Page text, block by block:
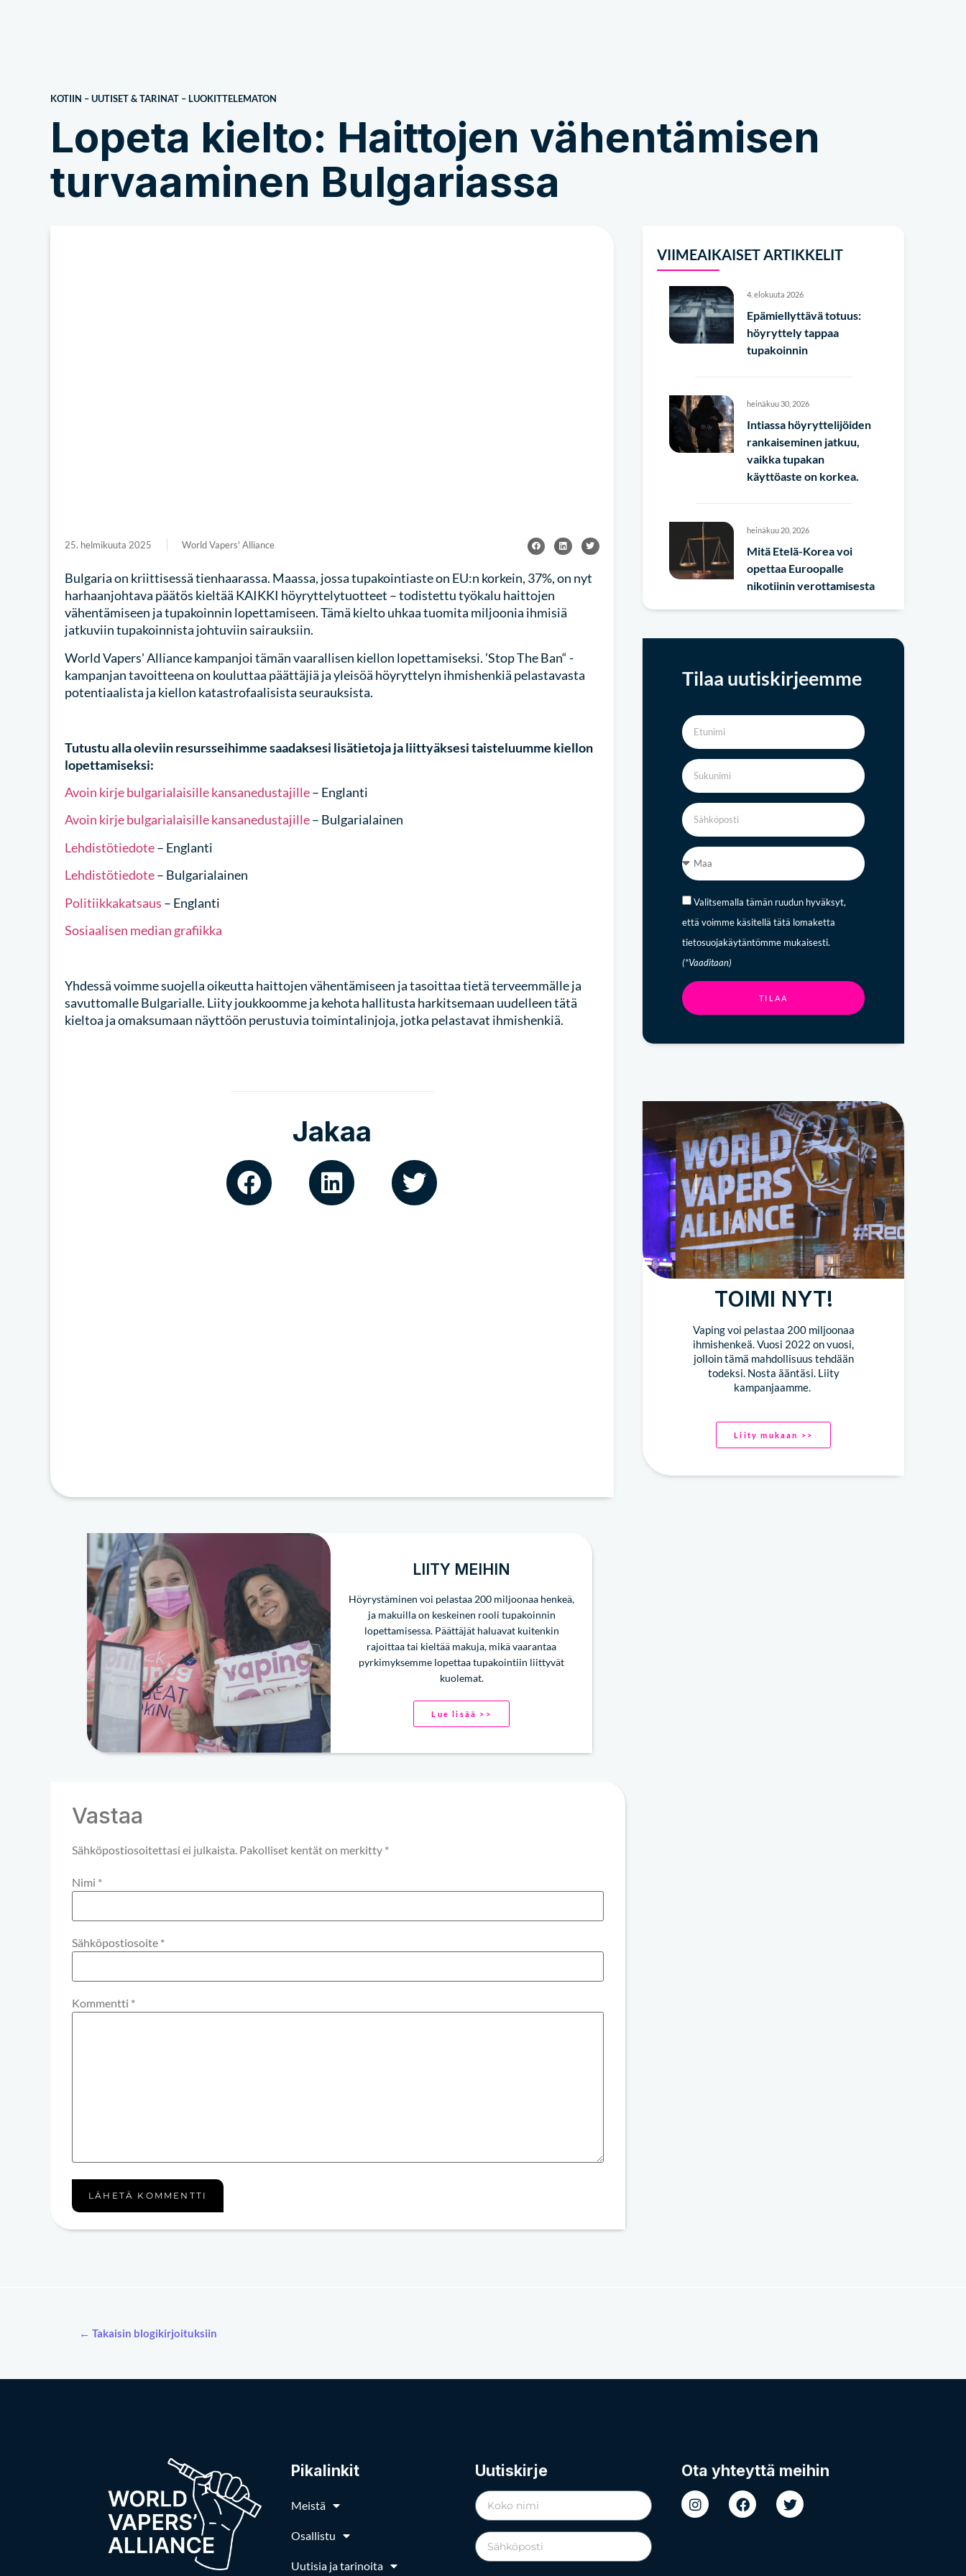
KOTIIN –UUTISET & TARINAT – LUOKITTELEMATON
Lopeta kielto: Haittojen vähentämisen
turvaaminen Bulgariassa
25. helmikuuta 2025 World Vapers' Alliance
Bulgaria on kriittisessä tienhaarassa. Maassa, jossa tupakointiaste on EU:n korkein, 37%, on nyt
harhaanjohtava päätös kieltää KAIKKI höyryttelytuotteet – todistettu työkalu haittojen
vähentämiseen ja tupakoinnin lopettamiseen. Tämä kielto uhkaa tuomita miljoonia ihmisiä
jatkuviin tupakoinnista johtuviin sairauksiin.
World Vapers' Alliance kampanjoi tämän vaarallisen kiellon lopettamiseksi. ’Stop The Ban“ -
kampanjan tavoitteena on kouluttaa päättäjiä ja yleisöä höyryttelyn ihmishenkiä pelastavasta
potentiaalista ja kiellon katastrofaalisista seurauksista.
Tutustu alla oleviin resursseihimme saadaksesi lisätietoja ja liittyäksesi taisteluumme kiellon
lopettamiseksi:
Avoin kirje bulgarialaisille kansanedustajille– Englanti
Avoin kirje bulgarialaisille kansanedustajille– Bulgarialainen
Lehdistötiedote– Englanti
Lehdistötiedote– Bulgarialainen
Politiikkakatsaus – Englanti
Sosiaalisen median grafiikka
Yhdessä voimme suojella oikeutta haittojen vähentämiseen ja tasoittaa tietä terveemmälle ja
savuttomalle Bulgarialle. Liity joukkoomme ja kehota hallitusta harkitsemaan uudelleen tätä
kieltoa ja omaksumaan näyttöön perustuvia toimintalinjoja, jotka pelastavat ihmishenkiä.
Jakaa
VIIMEAIKAISET ARTIKKELIT
4. elokuuta 2026
Epämiellyttävä totuus:
höyryttely tappaa
tupakoinnin
heinäkuu 30, 2026
Intiassa höyryttelijöiden
rankaiseminen jatkuu,
vaikka tupakan
käyttöaste on korkea.
heinäkuu 20, 2026
Mitä Etelä-Korea voi
opettaa Euroopalle
nikotiinin verottamisesta
Tilaa uutiskirjeemme
Valitsemalla tämän ruudun hyväksyt,
että voimme käsitellä tätä lomaketta
tietosuojakäytäntömme mukaisesti.
(*Vaaditaan)
TILAA
TOIMI NYT!
Vaping voi pelastaa 200 miljoonaa
ihmishenkeä. Vuosi 2022 on vuosi,
jolloin tämä mahdollisuus tehdään
todeksi. Nosta ääntäsi. Liity
kampanjaamme.
Liity mukaan >>
LIITY MEIHIN
Höyrystäminen voi pelastaa 200 miljoonaa henkeä,
ja makuilla on keskeinen rooli tupakoinnin
lopettamisessa. Päättäjät haluavat kuitenkin
rajoittaa tai kieltää makuja, mikä vaarantaa
pyrkimyksemme lopettaa tupakointiin liittyvät
kuolemat.
Lue lisää >>
Vastaa
Sähköpostiosoitettasi ei julkaista. Pakolliset kentät on merkitty *
Nimi *
Sähköpostiosoite *
Kommentti *
← Takaisin blogikirjoituksiin
Pikalinkit
Meistä
Osallistu
Uutisia ja tarinoita
Uutiskirje Ota yhteyttä meihin